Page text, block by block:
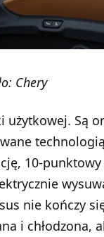
Chery
użytkowej. Są
10-
nie kończy
i chłodzona,